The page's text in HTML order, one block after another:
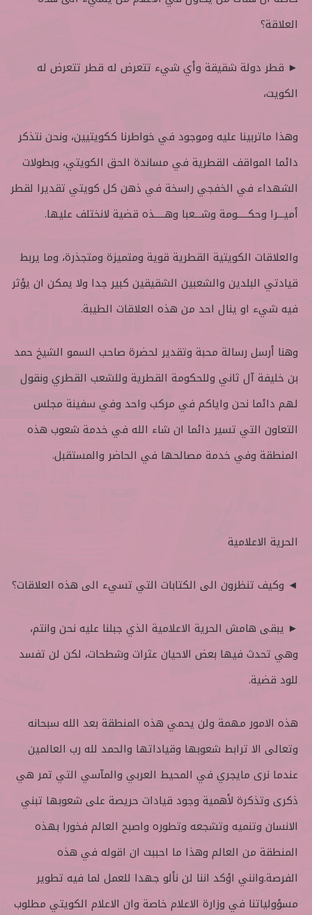
العلاقة؟
► قطر دولة شقيقة وأي شيء تتعرض له قطر تتعرض له
الكويت،
وهذا ماتربينا عليه وموجود في خواطرنا ككويتيين، ونحن نتذكر
دائما المواقف القطرية في مساندة الحق الكويتي، وبطولات
الشهداء في الخفجي راسخة في ذهن كل كويتي تقديرا لقطر
أميـــرا وحكـــــومة وشـــعبا وهـــــذه قضية لانختلف عليها.
والعلاقات الكويتية القطرية قوية ومتميزة ومتجذرة، وما يربط
قيادتي البلدين والشعبين الشقيقين كبير جدا ولا يمكن ان يؤثر
فيه شيء او ينال احد من هذه العلاقات الطيبة.
وهنا أرسل رسالة محبة وتقدير لحضرة صاحب السمو الشيخ حمد
بن خليفة آل ثاني وللحكومة القطرية وللشعب القطري ونقول
لهم دائما نحن واياكم في مركب واحد وفي سفينة مجلس
التعاون التي تسير دائما ان شاء الله في خدمة شعوب هذه
المنطقة وفي خدمة مصالحها في الحاضر والمستقبل.
الحرية الاعلامية
◄ وكيف تنظرون الى الكتابات التي تسيء الى هذه العلاقات؟
► يبقى هامش الحرية الاعلامية الذي جبلنا عليه نحن وانتم،
وهي تحدث فيها بعض الاحيان عثرات وشطحات، لكن لن تفسد
للود قضية.
هذه الامور مهمة ولن يحمي هذه المنطقة بعد الله سبحانه
وتعالى الا ترابط شعوبها وقياداتها والحمد لله رب العالمين
عندما نرى مايجري في المحيط العربي والمآسي التي تمر هي
ذكرى وتذكرة لأهمية وجود قيادات حريصة على شعوبها تبني
الانسان وتنميه وتشجعه وتطوره واصبح العالم فخورا بهذه
المنطقة من العالم وهذا ما احببت ان اقوله في هذه
الفرصة.وانني اؤكد اننا لن نألو جهدا للعمل لما فيه تطوير
مسؤولياتنا في وزارة الاعلام خاصة وان الاعلام الكويتي مطلوب